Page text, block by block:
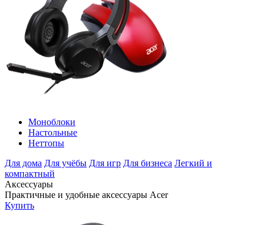
Моноблоки
Настольные
Неттопы
Для дома Для учёбы Для игр Для бизнеса Легкий и
компактный
Аксессуары
Практичные и удобные аксессуары Acer
Купить